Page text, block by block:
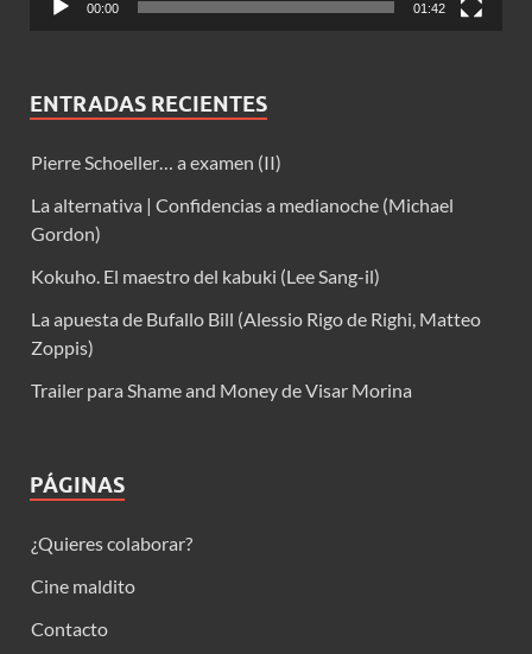
00:00 01:42
ENTRADAS RECIENTES
Pierre Schoeller… a examen (II)
La alternativa | Confidencias a medianoche (Michael
Gordon)
Kokuho. El maestro del kabuki (Lee Sang-il)
La apuesta de Bufallo Bill (Alessio Rigo de Righi, Matteo
Zoppis)
Trailer para Shame and Money de Visar Morina
PÁGINAS
¿Quieres colaborar?
Cine maldito
Contacto